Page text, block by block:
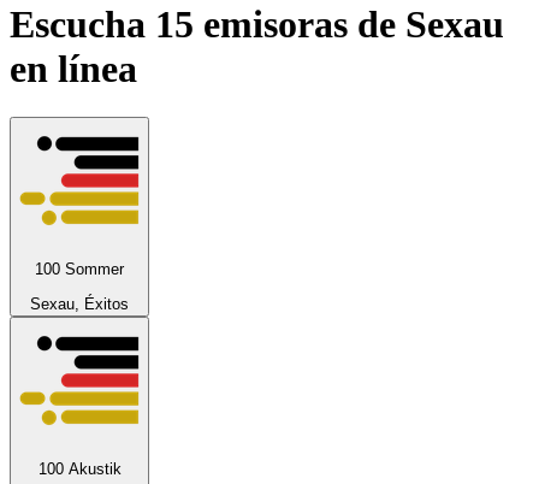
Escucha 15 emisoras de Sexau
en línea
100 Sommer
Sexau, Éxitos
100 Akustik